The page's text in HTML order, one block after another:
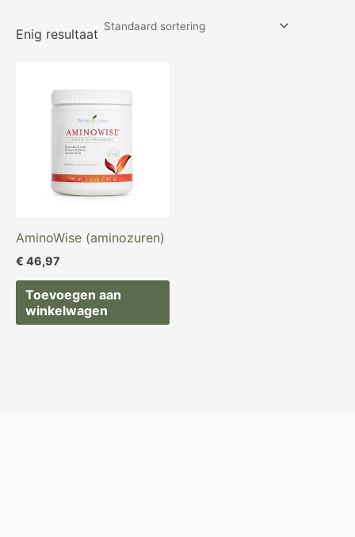
Enig resultaat
AminoWise (aminozuren)
€ 46,97
Toevoegen aan
winkelwagen